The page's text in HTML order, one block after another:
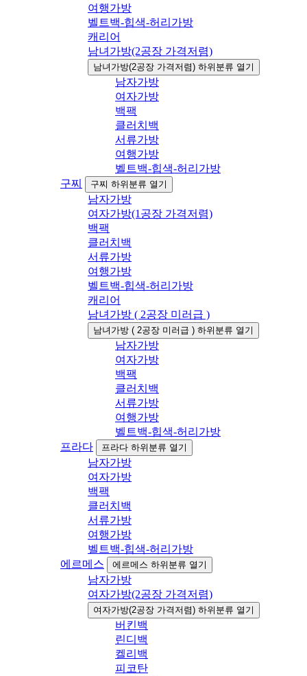
여행가방
벨트백-힙색-허리가방
캐리어
남녀가방(2공장 가격저렴)
남녀가방(2공장 가격저렴) 하위분류 열기
남자가방
여자가방
백팩
클러치백
서류가방
여행가방
벨트백-힙색-허리가방
구찌
구찌 하위분류 열기
남자가방
여자가방(1공장 가격저렴)
백팩
클러치백
서류가방
여행가방
벨트백-힙색-허리가방
캐리어
남녀가방 ( 2공장 미러급 )
남녀가방 ( 2공장 미러급 ) 하위분류 열기
남자가방
여자가방
백팩
클러치백
서류가방
여행가방
벨트백-힙색-허리가방
프라다
프라다 하위분류 열기
남자가방
여자가방
백팩
클러치백
서류가방
여행가방
벨트백-힙색-허리가방
에르메스
에르메스 하위분류 열기
남자가방
여자가방(2공장 가격저렴)
여자가방(2공장 가격저렴) 하위분류 열기
버킨백
린디백
켈리백
피코탄